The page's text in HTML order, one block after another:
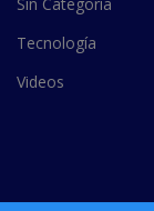
Tecnología
Videos